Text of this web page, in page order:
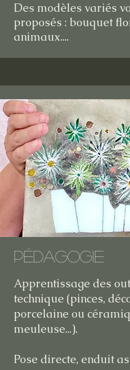
Des modèles variés
proposés : bouquet
animaux....
Pédagogie
Apprentissage des
technique (pinces,
porcelaine ou
meuleuse...).
Pose directe, enduit